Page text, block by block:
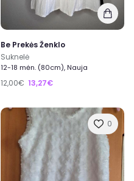
Be Prekės Ženklo
Suknelė
12-18 mėn. (80cm), Nauja
12,00€ 13,27€
0